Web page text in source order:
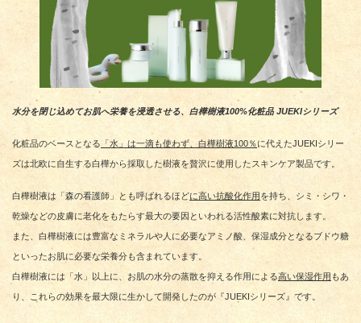
水分を閉じ込めてお肌へ栄養を浸透させる、白樺樹液100%化粧品 JUEKIシリーズ
化粧品のベースとなる 「水」は一滴も使わず、白樺樹液100％に代えたJUEKIシリー
ズは北欧に自生する白樺から採取した樹液を贅沢に使用したスキンケア製品です。
白樺樹液は「森の看護師」とも呼ばれるほどに高い抗酸化作用を持ち、シミ・シワ・
乾燥などの皮膚に老化をもたらす最大の要因といわれる活性酸素に対抗します。
また、白樺樹液には豊富なミネラルや人に必要なアミノ酸、保湿成分となるブドウ糖
といったお肌に必要な栄養分も含まれています。
白樺樹液には「水」以上に、お肌の水分の蒸散を抑える作用による高い保湿作用 もあ
り、これらの効果を最大限に生かして開発したのが『JUEKIシリーズ』です。